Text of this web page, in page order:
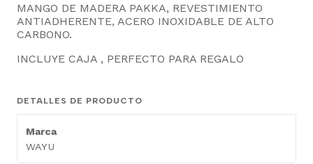
MANGO DE MADERA PAKKA, REVESTIMIENTO
ANTIADHERENTE, ACERO INOXIDABLE DE ALTO
CARBONO.
INCLUYE CAJA , PERFECTO PARA REGALO
DETALLES DE PRODUCTO
Marca
WAYU